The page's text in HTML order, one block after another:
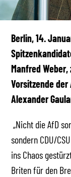
Berlin, 14.
Manfred
Vorsitzende
Alexander
„Nicht die AfD
sondern CDU/
ins Chaos
Briten für den